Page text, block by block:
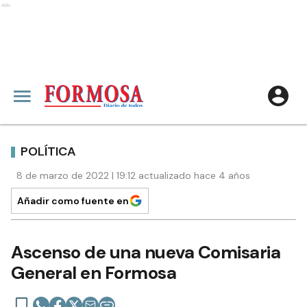
Ads
POLÍTICA
8 de marzo de 2022 | 19:12 actualizado hace 4 años
Añadir como fuente en
Ascenso de una nueva Comisaria
General en Formosa